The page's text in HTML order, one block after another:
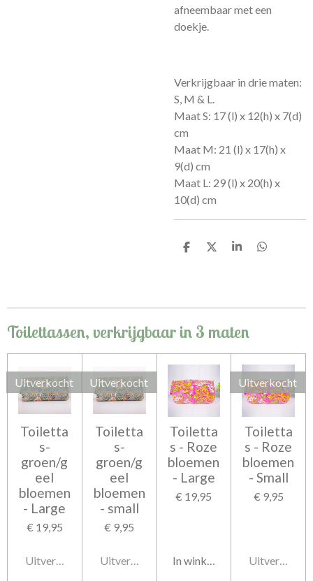
afneembaar met een
doekje.
Verkrijgbaar in drie maten:
S, M & L.
Maat S: 17 (l) x 12(h) x 7(d)
cm
Maat M: 21 (l) x 17(h) x
9(d) cm
Maat L: 29 (l) x 20(h) x
10(d) cm
D
D
S
D
Toilettassen, verkrijgbaar in 3 maten
Uitverkocht
Toiletta
s-
groen/g
eel
bloemen
- Large
€ 19,95
Uitverkocht
Uitverkocht
Toiletta
s-
groen/g
eel
bloemen
- small
€ 9,95
Uitverkocht
Toiletta
s - Roze
bloemen
- Large
€ 19,95
In winkelwagen
Uitverkocht
Toiletta
s - Roze
bloemen
- Small
€ 9,95
Uitverkocht